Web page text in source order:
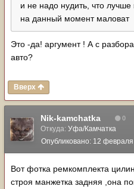
и не надо нудить, что
на данный момент маловат
Это -да! аргумент ! А с
авто?
Вверх
Nik-kamchatka 0
Откуда: Уфа/Камчатка
Опубликовано: 12
Вот фотка ремкомплекта
строя манжетка задняя ,она